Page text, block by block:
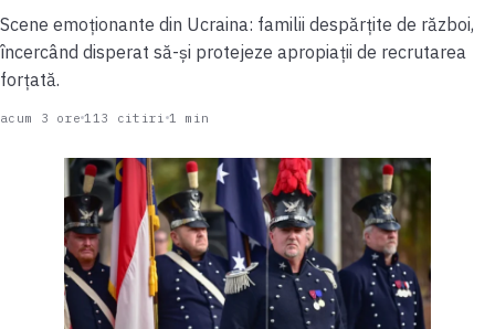
Scene emoționante din Ucraina: familii despărțite de război,
încercând disperat să-și protejeze apropiații de recrutarea
forțată.
acum 3 ore 113 citiri 1 min